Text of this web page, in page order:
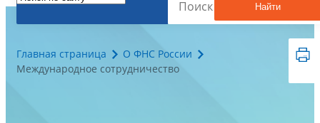
Найти
Главная страница
О ФНС России
Международное сотрудничество